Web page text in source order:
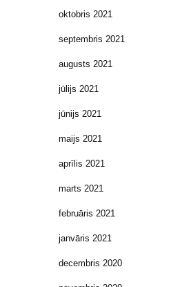
oktobris 2021
septembris 2021
augusts 2021
jūlijs 2021
jūnijs 2021
maijs 2021
aprīlis 2021
marts 2021
februāris 2021
janvāris 2021
decembris 2020